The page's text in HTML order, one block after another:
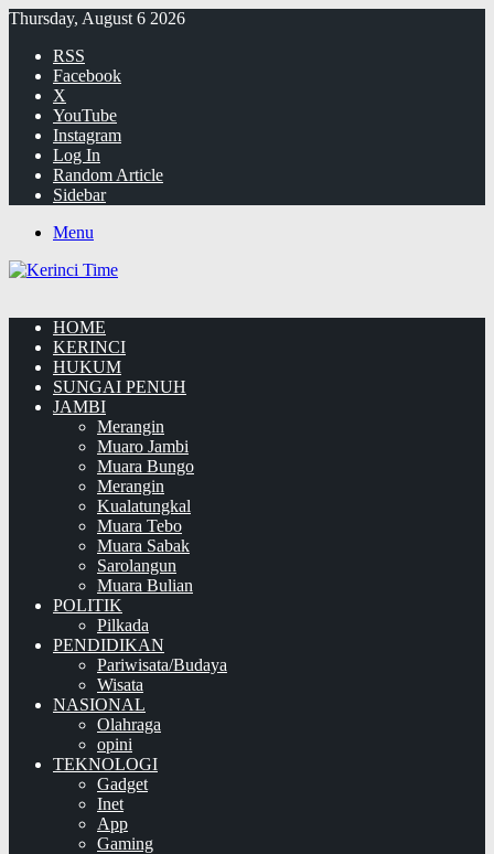
Thursday, August 6 2026
RSS
Facebook
X
YouTube
Instagram
Log In
Random Article
Sidebar
Menu
HOME
KERINCI
HUKUM
SUNGAI PENUH
JAMBI
Merangin
Muaro Jambi
Muara Bungo
Merangin
Kualatungkal
Muara Tebo
Muara Sabak
Sarolangun
Muara Bulian
POLITIK
Pilkada
PENDIDIKAN
Pariwisata/Budaya
Wisata
NASIONAL
Olahraga
opini
TEKNOLOGI
Gadget
Inet
App
Gaming